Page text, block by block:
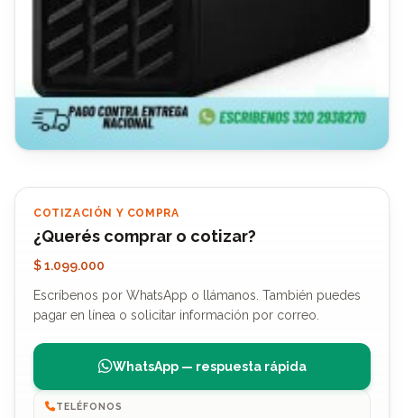
COTIZACIÓN Y COMPRA
¿Querés comprar o cotizar?
$ 1.099.000
Escríbenos por WhatsApp o llámanos. También puedes
pagar en línea o solicitar información por correo.
WhatsApp — respuesta rápida
TELÉFONOS